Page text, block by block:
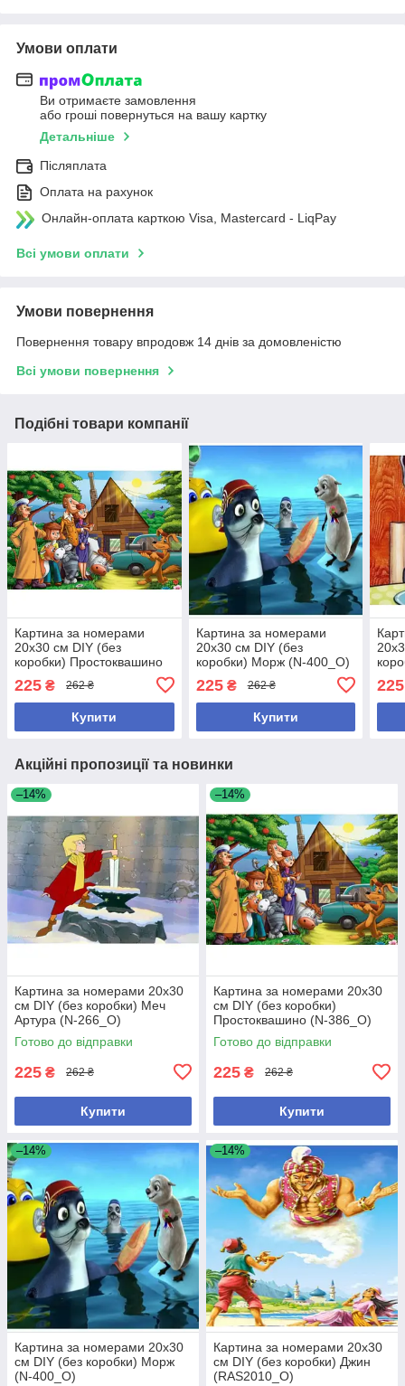
Умови оплати
Ви отримаєте замовлення
або гроші повернуться на вашу картку
Детальніше
Післяплата
Оплата на рахунок
Онлайн-оплата карткою Visa, Mastercard - LiqPay
Всі умови оплати
Умови повернення
Повернення товару впродовж 14 днів за домовленістю
Всі умови повернення
Подібні товари компанії
Картина за номерами
20х30 см DIY (без
коробки) Простоквашино
225 ₴ 262 ₴
Купити
Картина за номерами
20х30 см DIY (без
коробки) Морж (N-400_O)
225₴ 262 ₴
Купити
225
Акційні пропозиції та новинки
–14%
Картина за номерами 20х30
см DIY (без коробки) Меч
Артура (N-266_O)
Готово до відправки
225 ₴ 262 ₴
Купити
–14%
Картина за номерами 20х30
см DIY (без коробки)
Простоквашино (N-386_O)
Готово до відправки
225 ₴ 262 ₴
Купити
–14%
Картина за номерами 20х30
см DIY (без коробки) Морж
(N-400_O)
–14%
Картина за номерами 20х30
см DIY (без коробки) Джин
(RAS2010_O)